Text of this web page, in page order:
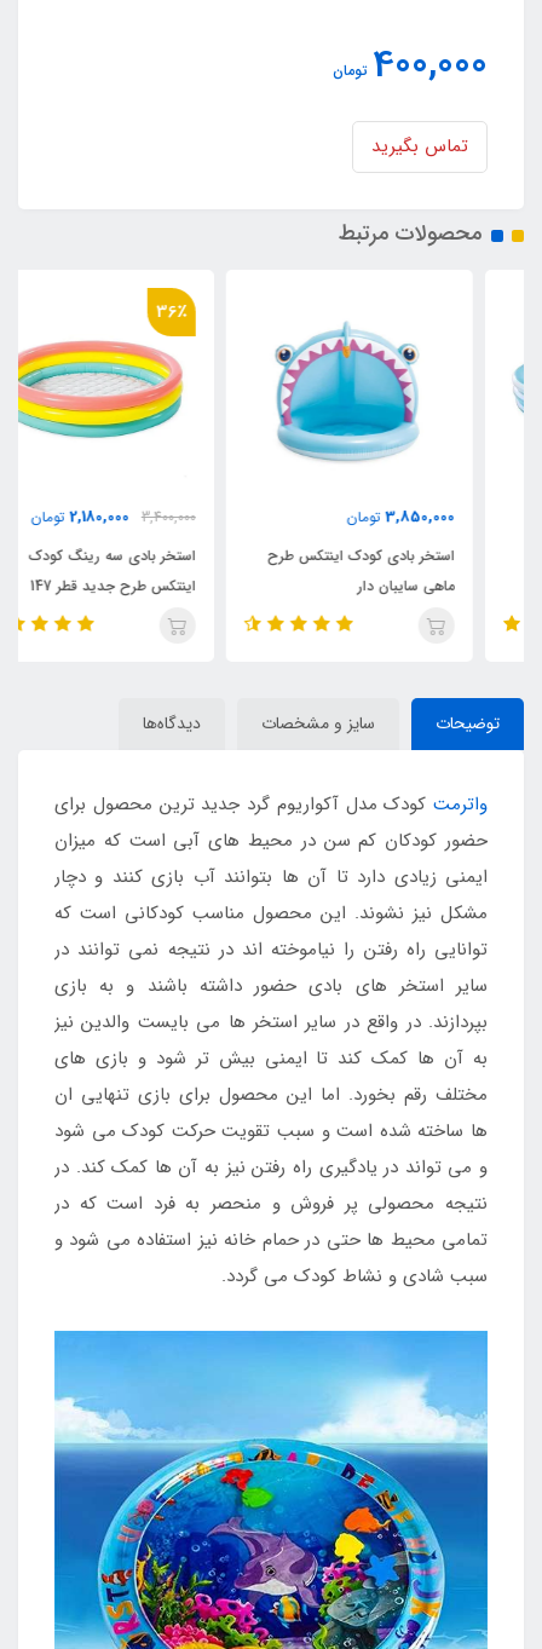
400,000 تومان
تماس بگیرید
محصولات مرتبط
3,850,000 تومان
استخر بادی کودک اینتکس طرح
ماهی سایبان دار
3,400,000
2,180,000 تومان
استخر بادی سه رینگ کودک
اینتکس طرح جدید قطر 147
توضیحات سایز و مشخصات دیدگاه‌ها
واترمت کودک مدل آکواریوم گرد جدید ترین محصول برای
حضور کودکان کم سن در محیط های آبی است که میزان
ایمنی زیادی دارد تا آن ها بتوانند آب بازی کنند و دچار
مشکل نیز نشوند. این محصول مناسب کودکانی است که
توانایی راه رفتن را نیاموخته اند در نتیجه نمی توانند در
سایر استخر های بادی حضور داشته باشند و به بازی
بپردازند. در واقع در سایر استخر ها می بایست والدین نیز
به آن ها کمک کند تا ایمنی بیش تر شود و بازی های
مختلف رقم بخورد. اما این محصول برای بازی تنهایی ان
ها ساخته شده است و سبب تقویت حرکت کودک می شود
و می تواند در یادگیری راه رفتن نیز به آن ها کمک کند. در
نتیجه محصولی پر فروش و منحصر به فرد است که در
تمامی محیط ها حتی در حمام خانه نیز استفاده می شود و
سبب شادی و نشاط کودک می گردد.